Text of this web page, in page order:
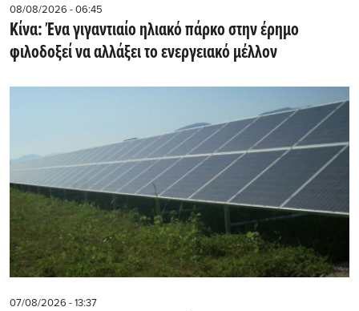
08/08/2026 - 06:45
Κίνα: Ένα γιγαντιαίο ηλιακό πάρκο στην έρημο
φιλοδοξεί να αλλάξει το ενεργειακό μέλλον
07/08/2026 - 13:37